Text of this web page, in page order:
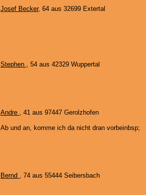
Josef Becker, 64 aus 32699 Extertal
Stephen , 54 aus 42329 Wuppertal
Andre , 41 aus 97447 Gerolzhofen
Ab und an, komme ich da nicht dran vorbeinbsp;
Bernd , 74 aus 55444 Seibersbach